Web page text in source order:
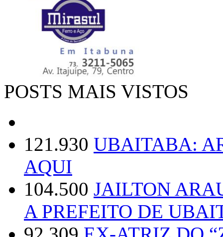
POSTS MAIS VISTOS
121.930 UBAITABA:
AQUI
104.500 JAILTON
A PREFEITO DE